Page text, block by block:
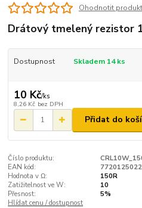
Ohodnotit produkt
Drátový tmelený rezistor
Dostupnost Skladem 14 ks
10 Kč/ks
8,26 Kč bez DPH
Přidat do
Číslo produktu:
EAN kód:
Hodnota v Ω:
150R
Zatižitelnost ve W:
10
Přesnost:
5%
Hlídat cenu / dostupnost